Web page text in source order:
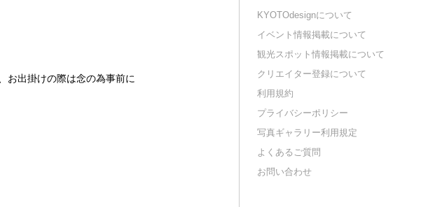
お出掛けの際は念の為事前に
KYOTOdesignについて
イベント情報掲載について
観光スポット情報掲載について
クリエイター登録について
利用規約
プライバシーポリシー
写真ギャラリー利用規定
よくあるご質問
お問い合わせ